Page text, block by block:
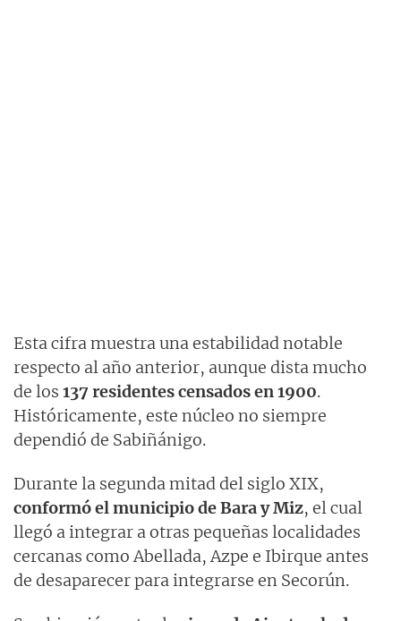
Esta cifra muestra una estabilidad notable
respecto al año anterior, aunque dista mucho
de los 137 residentes censados en 1900.
Históricamente, este núcleo no siempre
dependió de Sabiñánigo.
Durante la segunda mitad del siglo XIX,
conformó el municipio de Bara y Miz, el cual
llegó a integrar a otras pequeñas localidades
cercanas como Abellada, Azpe e Ibirque antes
de desaparecer para integrarse en Secorún.